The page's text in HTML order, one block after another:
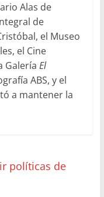
Alas de
de
el Museo
el Cine
Galería El
ABS, y el
a mantener la
políticas de